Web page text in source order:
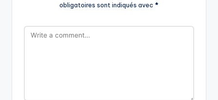
obligatoires sont indiqués avec *